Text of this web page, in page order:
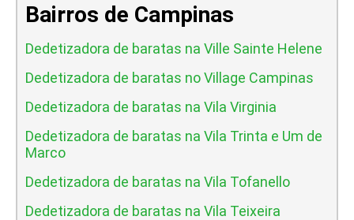
Bairros de Campinas
Dedetizadora de baratas na Ville Sainte Helene
Dedetizadora de baratas no Village Campinas
Dedetizadora de baratas na Vila Virginia
Dedetizadora de baratas na Vila Trinta e Um de
Marco
Dedetizadora de baratas na Vila Tofanello
Dedetizadora de baratas na Vila Teixeira